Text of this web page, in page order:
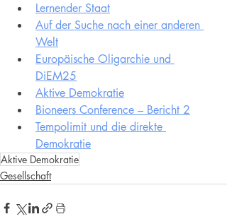
Lernender Staat
Auf der Suche nach einer anderen
Welt
Europäische Oligarchie und
DiEM25
Aktive Demokratie
Bioneers Conference – Bericht 2
Tempolimit und die direkte
Demokratie
Aktive Demokratie
Gesellschaft